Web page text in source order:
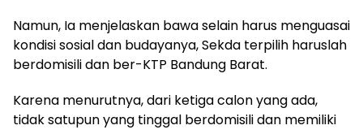
Namun, Ia menjelaskan bawa selain harus menguasai
kondisi sosial dan budayanya, Sekda terpilih haruslah
berdomisili dan ber-KTP Bandung Barat.
Karena menurutnya, dari ketiga calon yang ada,
tidak satupun yang tinggal berdomisili dan memiliki